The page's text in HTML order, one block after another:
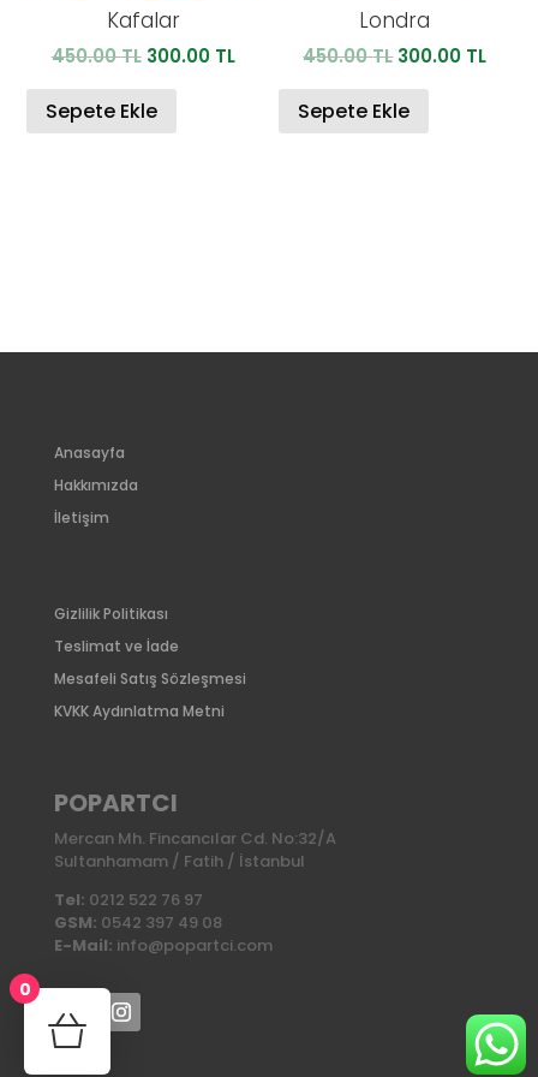
Kafalar
450.00TL Orijinal
450.00 TL.
300.00 TLŞu
300.00 TL.
Sepete Ekle
Londra
450.00TL Orijinal
450.00 TL.
300.00 TLŞu
Sepete Ekle
Anasayfa
Hakkımızda
İletişim
Gizlilik Politikası
Teslimat ve İade
Mesafeli Satış Sözleşmesi
KVKK Aydınlatma Metni
POPARTCI
Mercan Mh. Fincancılar Cd. No:32/A
Sultanhamam / Fatih / İstanbul
Tel: 0212 522 76 97
GSM: 0542 397 49 08
E-Mail: info@popartci.com
0